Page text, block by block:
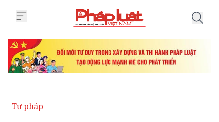
Tư pháp